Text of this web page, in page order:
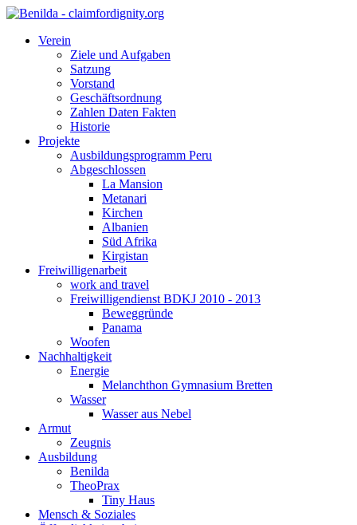
Verein
Ziele und Aufgaben
Satzung
Vorstand
Geschäftsordnung
Zahlen Daten Fakten
Historie
Projekte
Ausbildungsprogramm Peru
Abgeschlossen
La Mansion
Metanari
Kirchen
Albanien
Süd Afrika
Kirgistan
Freiwilligenarbeit
work and travel
Freiwilligendienst BDKJ 2010 - 2013
Beweggründe
Panama
Woofen
Nachhaltigkeit
Energie
Melanchthon Gymnasium Bretten
Wasser
Wasser aus Nebel
Armut
Zeugnis
Ausbildung
Benilda
TheoPrax
Tiny Haus
Mensch & Soziales